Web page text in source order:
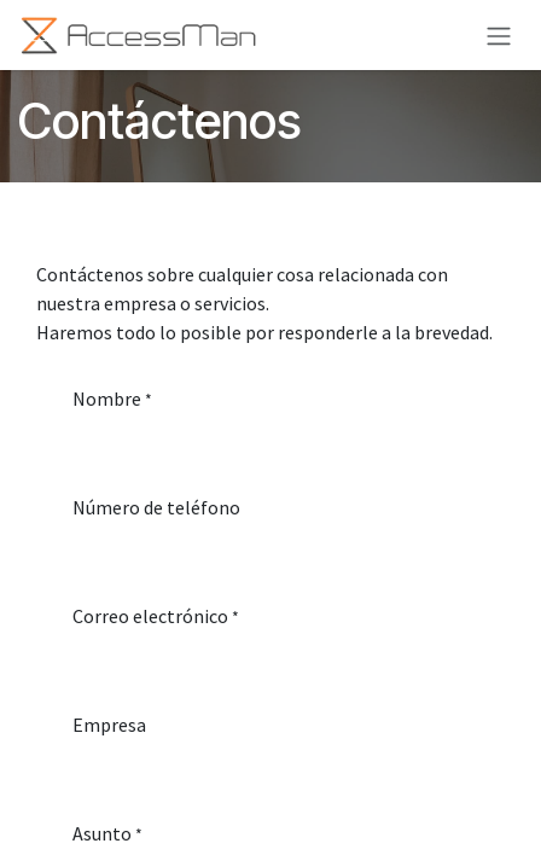
Ir al contenido
Contáctenos
Contáctenos sobre cualquier cosa relacionada con
nuestra empresa o servicios.
Haremos todo lo posible por responderle a la brevedad.
Nombre *
Número de teléfono
Correo electrónico *
Empresa
Asunto *